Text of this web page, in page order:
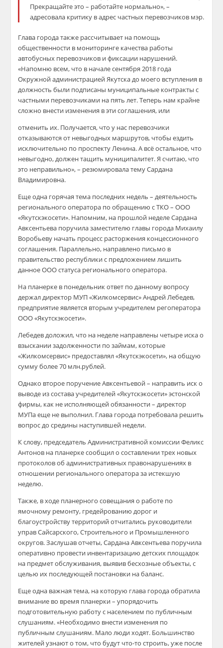
Прекращайте это – работайте нормально», –
адресовала критику в адрес частных перевозчиков мэр.
Глава города также рассчитывает на помощь
общественности в мониторинге качества работы
автобусных перевозчиков и фиксации нарушений.
«Напомню всем, что в начале сентября 2018 года
Окружной администрацией Якутска до моего вступления в
должность были подписаны муниципальные контракты с
частными перевозчиками на пять лет. Теперь нам крайне
сложно внести изменения в эти соглашения, или
отменить их. Получается, что у нас перевозчики
отказываются от невыгодных маршрутов, чтобы ездить
исключительно по проспекту Ленина. А всё остальное, что
невыгодно, должен тащить муниципалитет. Я считаю, что
это неправильно», – резюмировала тему Сардана
Владимировна.
Еще одна горячая тема последних недель – деятельность
регионального оператора по обращению с ТКО – ООО
«Якутскэкосети». Напомним, на прошлой неделе Сардана
Авксентьева поручила заместителю главы города Михаилу
Воробьеву начать процесс расторжения концессионного
соглашения. Параллельно, направлено письмо в
правительство республики с предложением лишить
данное ООО статуса регионального оператора.
На планерке в понедельник ответ по данному вопросу
держал директор МУП «Жилкомсервис» Андрей Лебедев,
предприятие является вторым учредителем регоператора
ООО «Якутскэкосети».
Лебедев доложил, что на неделе направлены четыре иска о
взыскании задолженности по займам, которые
«Жилкомсервис» предоставлял «Якутскэкосети», на общую
сумму более 70 млн.рублей.
Однако второе поручение Авксентьевой – направить иск о
выводе из состава учредителей «Якутскэкосети» эстонской
фирмы, как не исполняющей обязанности – директор
МУПа еще не выполнил. Глава города потребовала решить
вопрос до средины наступившей недели.
К слову, председатель Административной комиссии Феликс
Антонов на планерке сообщил о составлении трех новых
протоколов об административных правонарушениях в
отношении регионального оператора за истекшую
неделю.
Также, в ходе планерного совещания о работе по
ямочному ремонту, гредейрованию дорог и
благоустройству территорий отчитались руководители
управ Сайсарского, Строительного и Промышленного
округов. Заслушав отчеты, Сардана Авксентьева поручила
оперативно провести инвентаризацию детских площадок
на предмет обслуживания, выявив бесхозные объекты, с
целью их последующей постановки на баланс.
Еще одна важная тема, на которую глава города обратила
внимание во время планерки – упорядочить
подготовительную работу с населением по публичным
слушаниям. «Необходимо внести изменения по
публичным слушаниям. Мало люди ходят. Большинство
жителей узнают о том, что будут что-то строить, уже после